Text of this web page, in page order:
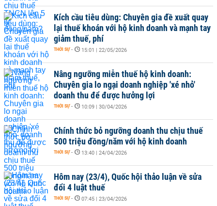
Kích cầu tiêu dùng: Chuyên gia đề xuất quay
lại thuế khoán với hộ kinh doanh và mạnh tay
giảm thuế, phí
THỜI SỰ - 15:01 | 22/05/2026
Nâng ngưỡng miễn thuế hộ kinh doanh:
Chuyên gia lo ngại doanh nghiệp 'xé nhỏ'
doanh thu để được hưởng lợi
THỜI SỰ - 10:09 | 30/04/2026
Chính thức bỏ ngưỡng doanh thu chịu thuế
500 triệu đồng/năm với hộ kinh doanh
THỜI SỰ - 13:40 | 24/04/2026
Hôm nay (23/4), Quốc hội thảo luận về sửa
đổi 4 luật thuế
THỜI SỰ - 07:45 | 23/04/2026